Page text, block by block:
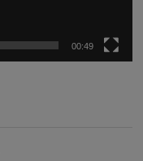
00:49